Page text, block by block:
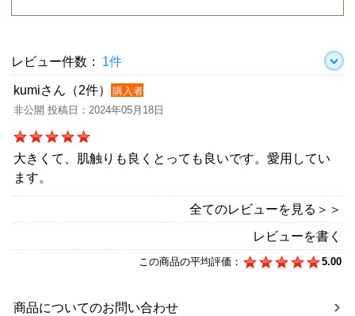
レビュー件数： 1件
kumiさん（2件）
購入者
非公開 投稿日：2024年05月18日
大きくて、肌触りも良くとっても良いです。愛用してい
ます。
全てのレビューを見る＞＞
レビューを書く
この商品の平均評価： 5.00
商品についてのお問い合わせ